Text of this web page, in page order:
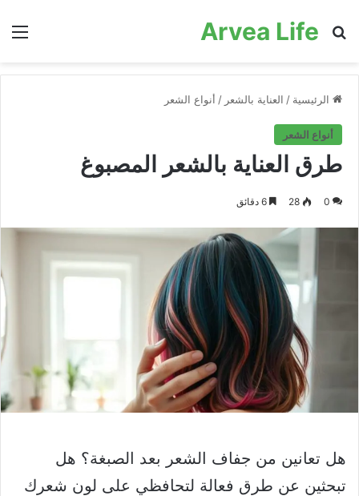
Arvea Life
بحث عن
الرئيسية / العناية بالشعر / أنواع الشعر
أنواع الشعر
طرق العناية بالشعر المصبوغ
0
28
هل تعانين من جفاف الشعر بعد الصبغة؟ هل
تبحثين عن طرق فعالة لتحافظي على لون شعرك